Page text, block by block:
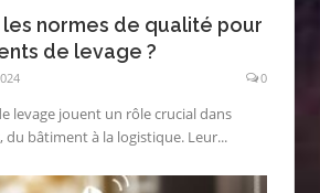
normes de qualité pour
de levage ?
0
levage jouent un rôle crucial dans
du bâtiment à la logistique. Leur...